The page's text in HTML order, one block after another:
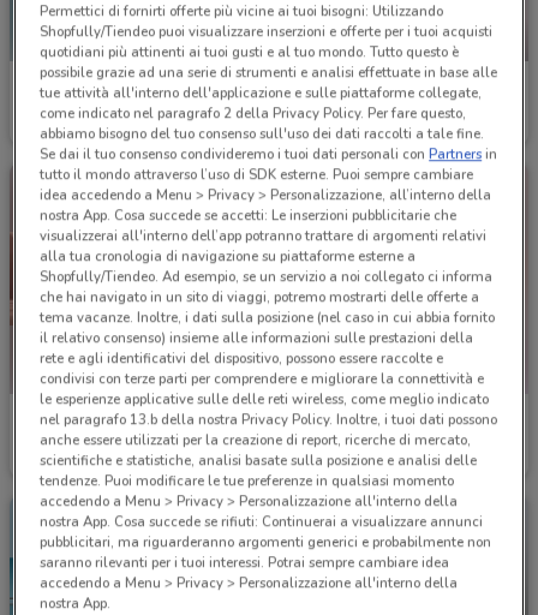
Valtur
Scade il 31/08 3.1 km
NUOVO
Mio Market
Scade il 19/08 3.8 km
Melluso
Scade il 18/08 4.5 km
Idea bellezza
Scade il 23/08
Permettici di fornirti offerte più vicine ai tuoi bisogni: Utilizzando
Shopfully/Tiendeo puoi visualizzare inserzioni e offerte per i tuoi acquisti
quotidiani più attinenti ai tuoi gusti e al tuo mondo. Tutto questo è
possibile grazie ad una serie di strumenti e analisi effettuate in base alle
tue attività all'interno dell'applicazione e sulle piattaforme collegate,
come indicato nel paragrafo 2 della Privacy Policy. Per fare questo,
abbiamo bisogno del tuo consenso sull'uso dei dati raccolti a tale fine.
Se dai il tuo consenso condivideremo i tuoi dati personali conPartnersin
tutto il mondo attraverso l’uso di SDK esterne. Puoi sempre cambiare
idea accedendo a Menu > Privacy > Personalizzazione, all’interno della
nostra App. Cosa succede se accetti: Le inserzioni pubblicitarie che
visualizzerai all'interno dell’app potranno trattare di argomenti relativi
alla tua cronologia di navigazione su piattaforme esterne a
Shopfully/Tiendeo. Ad esempio, se un servizio a noi collegato ci informa
che hai navigato in un sito di viaggi, potremo mostrarti delle offerte a
tema vacanze. Inoltre, i dati sulla posizione (nel caso in cui abbia fornito
il relativo consenso) insieme alle informazioni sulle prestazioni della
rete e agli identificativi del dispositivo, possono essere raccolte e
condivisi con terze parti per comprendere e migliorare la connettività e
le esperienze applicative sulle delle reti wireless, come meglio indicato
nel paragrafo 13.b della nostra Privacy Policy. Inoltre, i tuoi dati possono
anche essere utilizzati per la creazione di report, ricerche di mercato,
scientifiche e statistiche, analisi basate sulla posizione e analisi delle
tendenze. Puoi modificare le tue preferenze in qualsiasi momento
accedendo a Menu > Privacy > Personalizzazione all'interno della
nostra App. Cosa succede se rifiuti: Continuerai a visualizzare annunci
pubblicitari, ma riguarderanno argomenti generici e probabilmente non
saranno rilevanti per i tuoi interessi. Potrai sempre cambiare idea
accedendo a Menu > Privacy > Personalizzazione all'interno della
nostra App.